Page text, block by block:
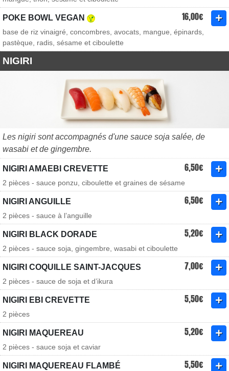
POKE BOWL VEGAN 16,00€
base de riz vinaigré, concombres, avocats, mangue, épinards,
pastèque, radis, sésame et ciboulette
NIGIRI
Les nigiri sont accompagnés d'une sauce soja salée, de
wasabi et de gingembre.
NIGIRI AMAEBI CREVETTE 6,50€
2 pièces - sauce ponzu, ciboulette et graines de sésame
NIGIRI ANGUILLE 6,50€
2 pièces - sauce à l’anguille
NIGIRI BLACK DORADE 5,20€
2 pièces - sauce soja, gingembre, wasabi et ciboulette
NIGIRI COQUILLE SAINT-JACQUES 7,00€
2 pièces - sauce de soja et d’ikura
NIGIRI EBI CREVETTE 5,50€
2 pièces
NIGIRI MAQUEREAU 5,20€
2 pièces - sauce soja et caviar
NIGIRI MAQUEREAU FLAMBÉ 5,50€